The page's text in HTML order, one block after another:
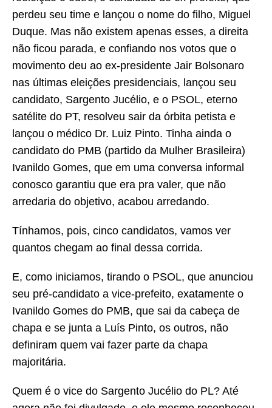
perdeu seu time e lançou o nome do filho, Miguel
Duque. Mas não existem apenas esses, a direita
não ficou parada, e confiando nos votos que o
movimento deu ao ex-presidente Jair Bolsonaro
nas últimas eleições presidenciais, lançou seu
candidato, Sargento Jucélio, e o PSOL, eterno
satélite do PT, resolveu sair da órbita petista e
lançou o médico Dr. Luiz Pinto. Tinha ainda o
candidato do PMB (partido da Mulher Brasileira)
Ivanildo Gomes, que em uma conversa informal
conosco garantiu que era pra valer, que não
arredaria do objetivo, acabou arredando.
Tínhamos, pois, cinco candidatos, vamos ver
quantos chegam ao final dessa corrida.
E, como iniciamos, tirando o PSOL, que anunciou
seu pré-candidato a vice-prefeito, exatamente o
Ivanildo Gomes do PMB, que sai da cabeça de
chapa e se junta a Luís Pinto, os outros, não
definiram quem vai fazer parte da chapa
majoritária.
Quem é o vice do Sargento Jucélio do PL? Até